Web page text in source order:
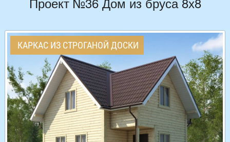
КАРКАС ИЗ СТРОГАНОЙ ДОСКИ